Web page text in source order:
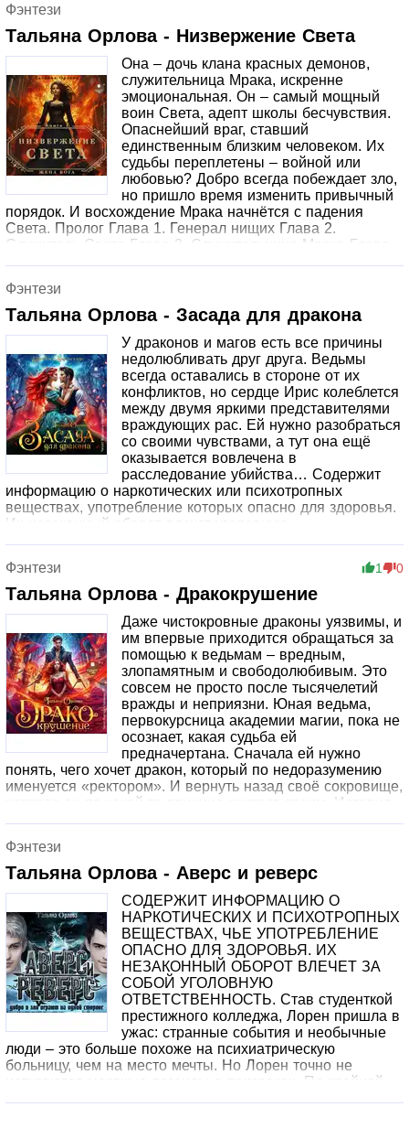
Бог не всех демонов Глава 10. Черное совершенство
Глава 11. Мёд, пустота и черный дым Глава 12. Сак
шидая сэрс Глава 13. Чужой среди своих Глава 14.
Незаметная брешь в обороне Глава 15. Новый
приоритет Глава 16. Рождённый дальше всех Глава 17.
Когда изменилось всё Глава 18. Слабые люди, глухие
боги Глава 19. Брат Глава 20. Чёрное Глава 21. Ручная
собачонка, перевернувшая мир Глава 22. Свобода
выбирать Эпилог Содержит информацию о
наркотических или психотропных веществах,
употребление которых опасно для здоровья. Их
незаконный оборот влечет уголовную ответственность.
Фэнтези
Тальяна Орлова - Низвержение Света
Она – дочь клана красных демонов,
служительница Мрака, искренне
эмоциональная. Он – самый мощный
воин Света, адепт школы бесчувствия.
Опаснейший враг, ставший
единственным близким человеком. Их
судьбы переплетены – войной или
любовью? Добро всегда побеждает зло,
но пришло время изменить привычный
порядок. И восхождение Мрака начнётся с падения
Света. Пролог Глава 1. Генерал нищих Глава 2.
Служитель Света Глава 3. Служительница Мрака Глава
фоне прочих Глава 10. Картина рисуется малыми
штрихами Глава 11. Девочка, что молится своим богам
Глава 12. Ни одного сердца на двоих Глава 13. Судьба
одной полукровки Глава 14. Начало конца Глава 15.
Полчаса, меняющие путь Глава 16. Самое гордое имя
Глава 17. Начертанный Глава 18. Первый шаг Глава 19.
Властитель Света Глава 20. Красное Содержит
информацию о наркотических или психотропных
веществах, употребление которых опасно для здоровья.
Их незаконный оборот влечёт уголовную
ответственность.
Фэнтези
Тальяна Орлова - Засада для дракона
У драконов и магов есть все причины
недолюбливать друг друга. Ведьмы
всегда оставались в стороне от их
конфликтов, но сердце Ирис колеблется
между двумя яркими представителями
враждующих рас. Ей нужно разобраться
со своими чувствами, а тут она ещё
оказывается вовлечена в
расследование убийства… Содержит
информацию о наркотических или психотропных
веществах, употребление которых опасно для здоровья.
Их незаконный оборот влечет уголовную
Фэнтези
1 0
Тальяна Орлова - Дракокрушение
Даже чистокровные драконы уязвимы, и
им впервые приходится обращаться за
помощью к ведьмам – вредным,
злопамятным и свободолюбивым. Это
совсем не просто после тысячелетий
вражды и неприязни. Юная ведьма,
первокурсница академии магии, пока не
осознает, какая судьба ей
предначертана. Сначала ей нужно
понять, чего хочет дракон, который по недоразумению
именуется «ректором». И вернуть назад своё сокровище,
которое он по какой-то причине считает своим. История
психотропных веществах, употребление которых опасно
для здоровья. Их незаконный оборот влечет уголовную
ответственность.
Фэнтези
Тальяна Орлова - Аверс и реверс
СОДЕРЖИТ ИНФОРМАЦИЮ О
НАРКОТИЧЕСКИХ И ПСИХОТРОПНЫХ
ВЕЩЕСТВАХ, ЧЬЕ УПОТРЕБЛЕНИЕ
ОПАСНО ДЛЯ ЗДОРОВЬЯ. ИХ
НЕЗАКОННЫЙ ОБОРОТ ВЛЕЧЕТ ЗА
СОБОЙ УГОЛОВНУЮ
ОТВЕТСТВЕННОСТЬ. Став студенткой
престижного колледжа, Лорен пришла в
ужас: странные события и необычные
люди – это больше похоже на психиатрическую
больницу, чем на место мечты. Но Лорен точно не
испугаются местные легенды о призраках. По крайней